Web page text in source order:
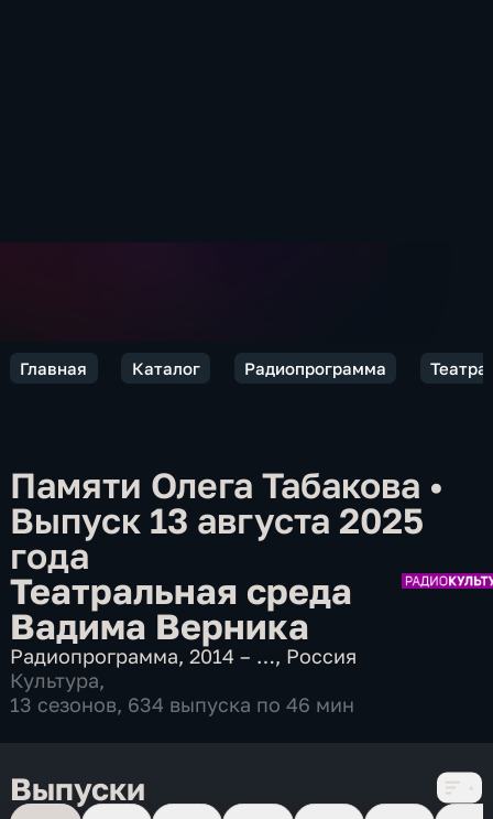
Главная Каталог Радиопрограмма
Памяти Олега Табакова •
Выпуск 13 августа 2025
года
Театральная среда
Вадима Верника
Радиопрограмма,2014 – …, Россия
Культура,
13 сезонов, 634 выпуска по 46 мин
Выпуски